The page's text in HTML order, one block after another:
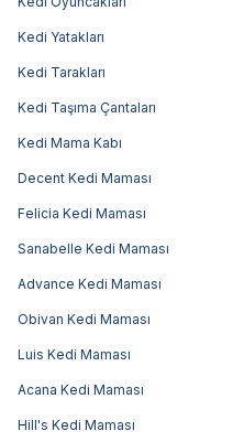
Kedi Yatakları
Kedi Tarakları
Kedi Taşıma Çantaları
Kedi Mama Kabı
Decent Kedi Maması
Felicia Kedi Maması
Sanabelle Kedi Maması
Advance Kedi Maması
Obivan Kedi Maması
Luis Kedi Maması
Acana Kedi Maması
Hill's Kedi Maması